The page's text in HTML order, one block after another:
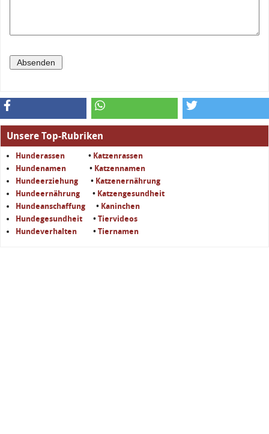
Unsere Top-Rubriken
Hunderassen • Katzenrassen
Hundenamen
• Katzennamen
Hundeerziehung • Katzenernährung
Hundeernährung • Katzengesundheit
Hundeanschaffung • Kaninchen
Hundegesundheit • Tiervideos
Hundeverhalten • Tiernamen